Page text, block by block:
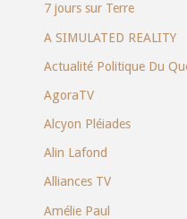
7 jours sur Terre
A SIMULATED REALITY
Actualité Politique Du
AgoraTV
Alcyon Pléiades
Alin Lafond
Alliances TV
Amélie Paul